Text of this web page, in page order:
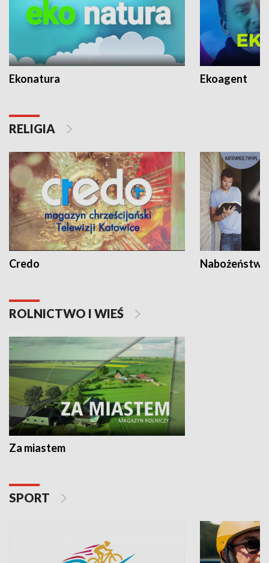
Ekonatura Ekoagent
RELIGIA
Credo
ROLNICTWO I WIEŚ
Za miastem
SPORT